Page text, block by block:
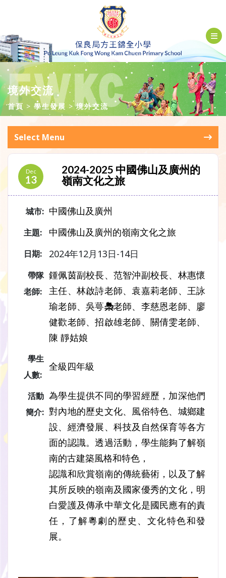
境外交流
首頁 學生發展 境外交流
Select Menu
Dec
13
2024-2025 中國佛山及廣州的
嶺南文化之旅
城市: 中國佛山及廣州
主題: 中國佛山及廣州的嶺南文化之旅
日期: 2024年12月13日-14日
帶隊
老師:
鍾佩茵副校長、范智沖副校長、林惠懷
主任、林啟詩老師、袁嘉莉老師、王詠
瑜老師、吳萼䲷老師、李慈恩老師、廖
健歡老師、招啟雄老師、關倩雯老師、
陳 靜姑娘
學生
人數:
全級四年級
活動
簡介:
為學生提供不同的學習經歷，加深他們
對內地的歷史文化、風俗特色、城鄉建
設、經濟發展、科技及自然保育等各方
面的認識。透過活動，學生能夠了解嶺
南的古建築風格和特色，
認識和欣賞嶺南的傳統藝術，以及了解
其所反映的嶺南及國家優秀的文化，明
白愛護及傳承中華文化是國民應有的責
任，了解粵劇的歷史、文化特色和發
展。